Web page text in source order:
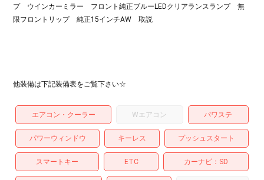
プ ウインカーミラー フロント純正ブルーLEDクリアランスランプ 無
限フロントリップ 純正15インチAW 取説
他装備は下記装備表をご覧下さい☆
エアコン・クーラー Wエアコン パワステ
パワーウィンドウ キーレス プッシュスタート
スマートキー ETC カーナビ SD